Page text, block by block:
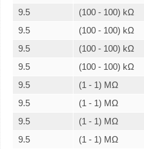
9.5
(100 - 100) kΩ
9.5
(100 - 100) kΩ
9.5
(100 - 100) kΩ
9.5
(100 - 100) kΩ
9.5
(1 - 1) MΩ
9.5
(1 - 1) MΩ
9.5
(1 - 1) MΩ
9.5
(1 - 1) MΩ